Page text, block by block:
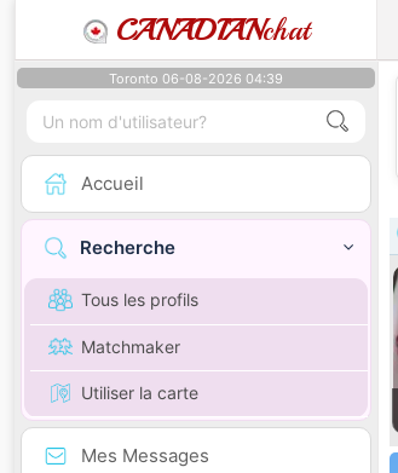
CANADIANchat
Toronto 06-08-2026 04:39
Accueil
Recherche
Tous les profils
Matchmaker
Utiliser la carte
Mes Messages